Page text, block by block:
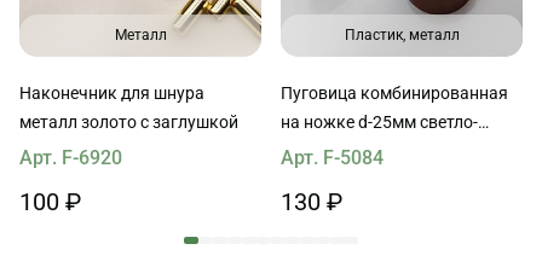
Металл
Наконечник для шнура
металл золото с заглушкой
Арт. F-6920
100 ₽
Пластик, металл
Пуговица комбинированная
на ножке d-25мм светло-
коричневая с серебрянной
Арт. F-5084
130 ₽